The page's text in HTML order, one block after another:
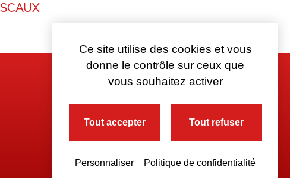
Ce site utilise des cookies et vous
donne le contrôle sur ceux que
vous souhaitez activer
Tout accepter Tout refuser
Personnaliser Politique de confidentialité